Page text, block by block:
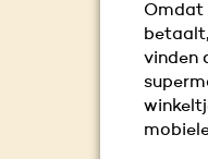
Omdat
vinden